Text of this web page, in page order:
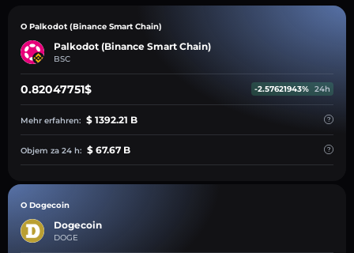
O Palkodot (Binance Smart Chain)
Palkodot (Binance Smart Chain)
BSC
0.82047751$ -2.57621943% 24h
Mehr erfahren: $ 1392.21 B
Objem za 24 h: $ 67.67 B
O Dogecoin
Dogecoin
DOGE